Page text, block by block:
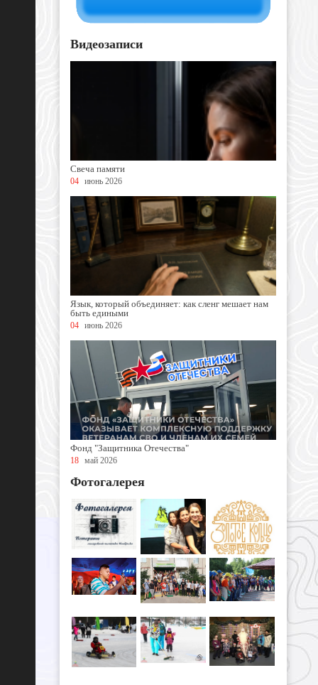
Видеозаписи
Свеча памяти
04 июнь 2026
Язык, который объединяет: как сленг мешает нам
быть едиными
04 июнь 2026
Фонд "Защитника Отечества"
18 май 2026
Фотогалерея